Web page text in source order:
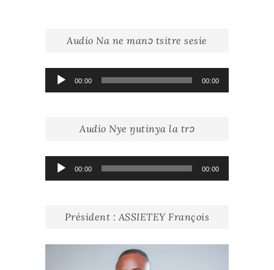
Audio Na ne manɔ tsitre sesie
Lecteur
audio
00:00 00:00
Audio Nye ŋutinya la trɔ
Lecteur
audio
00:00 00:00
Président : ASSIETEY François